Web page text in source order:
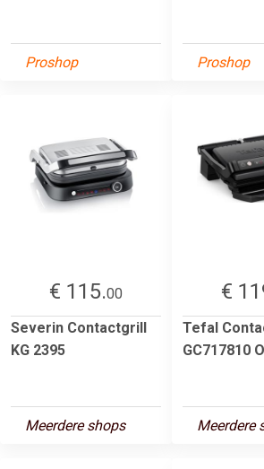
Proshop Proshop
€ 115.00
Severin Contactgrill
KG 2395
Meerdere shops
€
Tefal
GC717810
Meerdere